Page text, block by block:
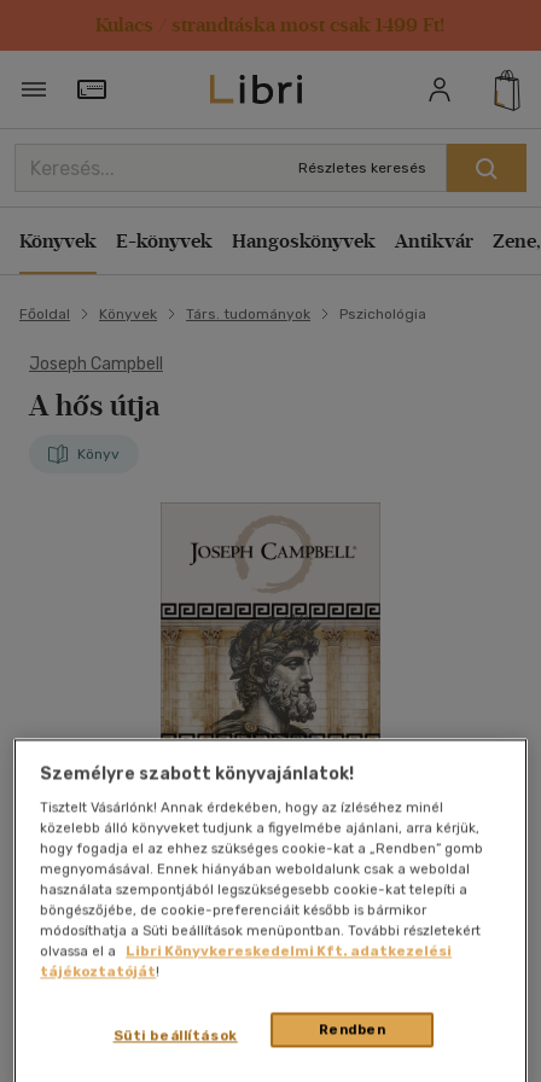
Kulacs / strandtáska most csak 1499 Ft!
Törzsvásárlói Kártya adatai
Részletes keresés
Könyvek E-könyvek Hangoskönyvek Antikvár
Főoldal Könyvek Társ. tudományok Pszichológia
Joseph Campbell
A hős útja
Könyv
Beleolvasok Kívánságlistához adom
keménytáblás|337 oldal
Személyre szabott könyvajánlatok!
Tisztelt Vásárlónk! Annak érdekében, hogy az ízléséhez minél
közelebb álló könyveket tudjunk a figyelmébe ajánlani, arra kérjük,
hogy fogadja el az ehhez szükséges cookie-kat a „Rendben” gomb
megnyomásával. Ennek hiányában weboldalunk csak a weboldal
használata szempontjából legszükségesebb cookie-kat telepíti a
böngészőjébe, de cookie-preferenciáit később is bármikor
módosíthatja a Süti beállítások menüpontban. További részletekért
olvassa el a
Libri Könyvkereskedelmi Kft. adatkezelési
tájékoztatóját!
Rendben
Süti beállítások